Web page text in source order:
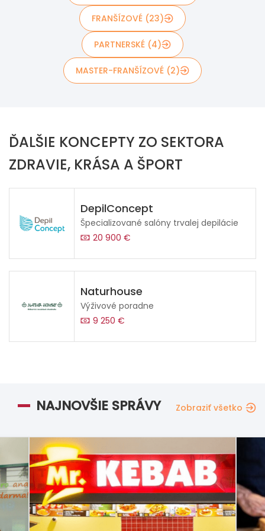
FRANŠÍZOVÉ (23)
PARTNERSKÉ (4)
MASTER-FRANŠÍZOVÉ (2)
ĎALŠIE KONCEPTY ZO SEKTORA
ZDRAVIE, KRÁSA A ŠPORT
DepilConcept
Špecializované salóny trvalej depilácie
20 900 €
Naturhouse
Výživové poradne
9 250 €
NAJNOVŠIE SPRÁVY Zobraziť všetko